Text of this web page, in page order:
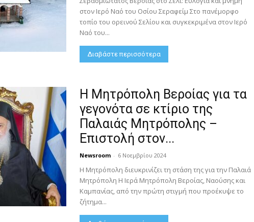
στον Ιερό Ναό του Οσίου Σεραφείμ Στο πανέμορφο
τοπίο του ορεινού Σελίου και συγκεκριμένα στον Ιερό
Ναό του...
Διαβάστε περισσότερα
Η Μητρόπολη Βεροίας για τα
γεγονότα σε κτίριο της
Παλαιάς Μητρόπολης –
Επιστολή στον...
Newsroom - 6 Νοεμβρίου 2024
Η Μητρόπολη διευκρινίζει τη στάση της για την Παλαιά
Μητρόπολη Η Ιερά Μητρόπολη Βεροίας, Ναούσης και
Καμπανίας, από την πρώτη στιγμή που προέκυψε το
ζήτημα...